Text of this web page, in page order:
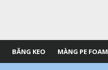
BĂNG KEO MÀNG PE FOAM